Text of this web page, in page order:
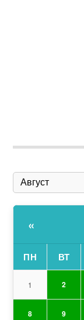
«
ПН ВТ
1 2
8 9